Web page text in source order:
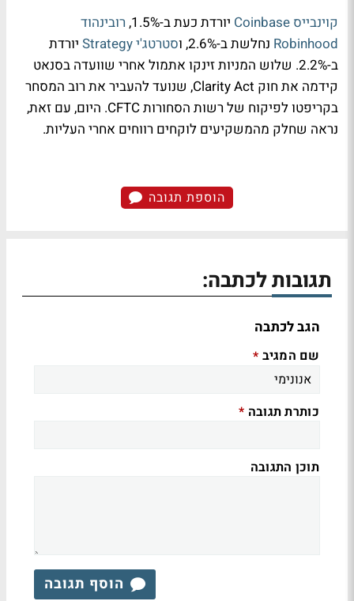
קוינבייס Coinbase
יורדת כעת ב-1.5%,
רובינהוד
Robinhood נחלשת ב-2.6%, ו סטרטג'י Strategy
יורדת
ב-2.2%. שלוש המניות זינקו אתמול אחרי שוועדה בסנאט
קידמה את חוק Clarity Act, שנועד להעביר את רוב המסחר
בקריפטו לפיקוח של רשות הסחורות CFTC. היום, עם זאת,
נראה שחלק מהמשקיעים לוקחים רווחים אחרי העליות.
הוספת תגובה
תגובות לכתבה:
הגב לכתבה
שם המגיב *
כותרת תגובה *
תוכן התגובה
הוסף תגובה